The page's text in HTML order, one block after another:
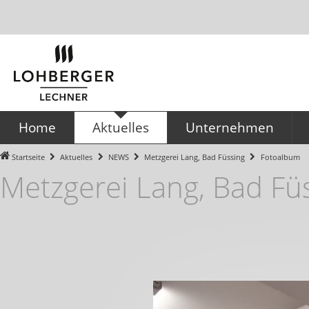
Home Aktuelles
NEWS
Unternehmen
Ansprechpartner
e-Katalog für Hotel- und
Gastronomiebedarf
Startseite Aktuelles NEWS Metzgerei Lang, Bad Füssing Fotoalbum
Metzgerei Lang, Bad